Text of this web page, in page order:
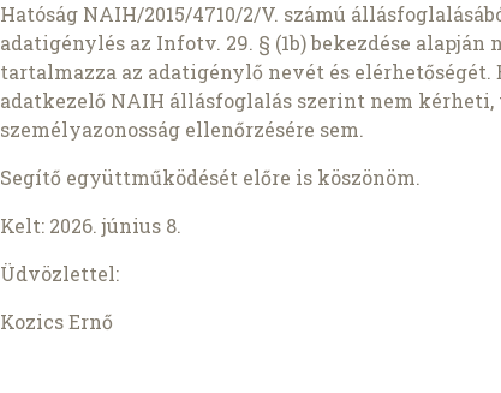
Hatóság NAIH/2015/4710/2/V. számú
adatigénylés az Infotv. 29. § (1b) bekezdése alapján
tartalmazza az adatigénylő nevét és elérhetőségét.
adatkezelő NAIH állásfoglalás szerint nem kérheti,
személyazonosság ellenőrzésére sem.
Segítő együttműködését előre is köszönöm.
Kelt: 2026. június 8.
Üdvözlettel:
Kozics Ernő